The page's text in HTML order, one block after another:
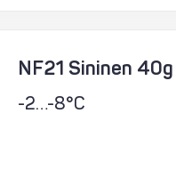
NF21 Sininen 40g
-2…-8°C